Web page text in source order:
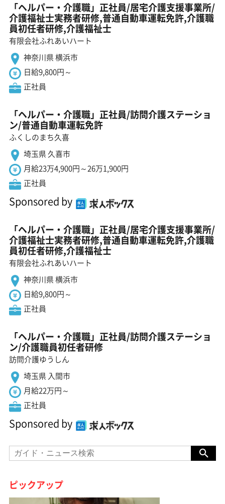
「ヘルパー・介護職」正社員/居宅介護支援事業所/
介護福祉士実務者研修,普通自動車運転免許,介護職
員初任者研修,介護福祉士
有限会社ふれあいハート
神奈川県 横浜市
日給9,800円～
正社員
「ヘルパー・介護職」正社員/訪問介護ステーショ
ン/普通自動車運転免許
ふくしのまち久喜
埼玉県 久喜市
月給23万4,900円～26万1,900円
正社員
Sponsored by
「ヘルパー・介護職」正社員/居宅介護支援事業所/
介護福祉士実務者研修,普通自動車運転免許,介護職
員初任者研修,介護福祉士
有限会社ふれあいハート
神奈川県 横浜市
日給9,800円～
正社員
「ヘルパー・介護職」正社員/訪問介護ステーショ
ン/介護職員初任者研修
訪問介護ゆうしん
埼玉県 入間市
月給22万円～
正社員
Sponsored by
ピックアップ